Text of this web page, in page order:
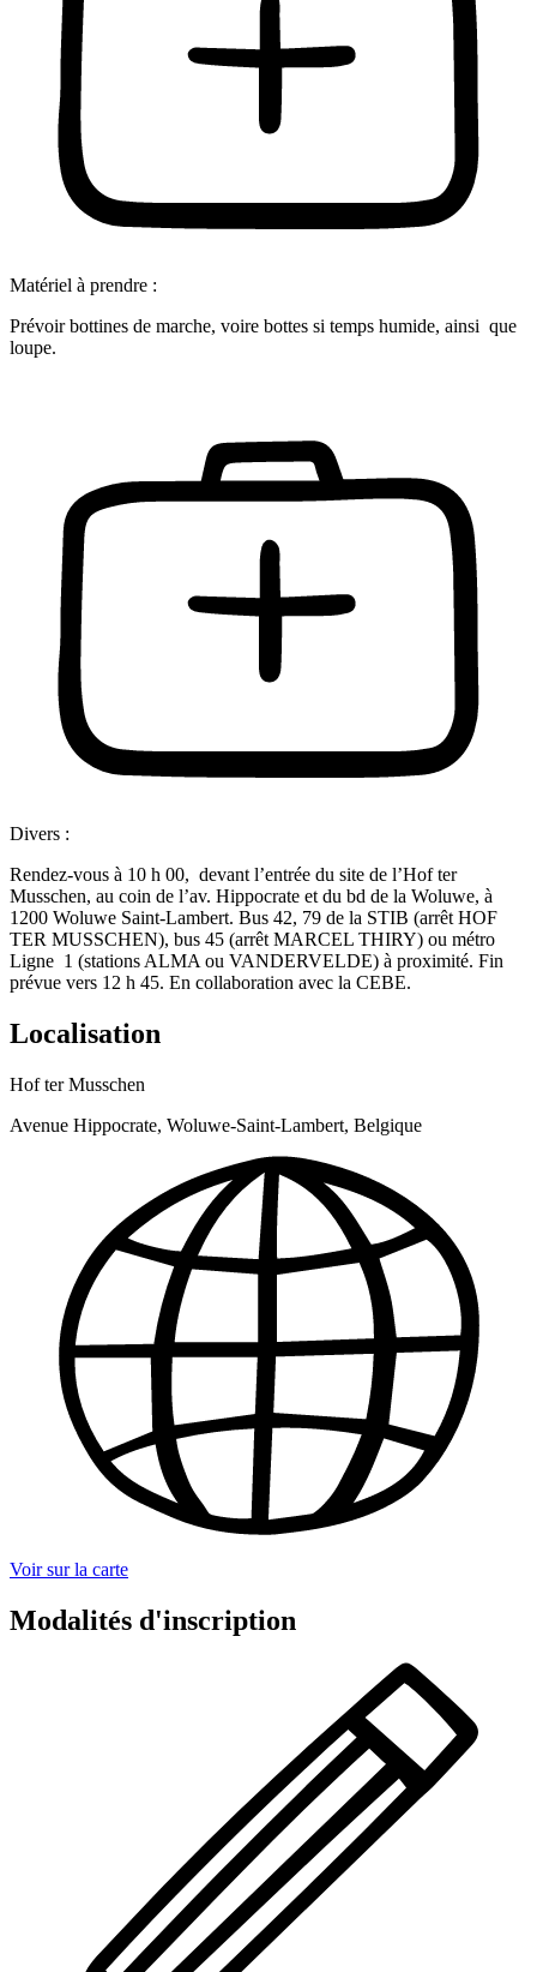
Matériel à prendre :
Prévoir bottines de marche, voire bottes si temps humide, ainsi que
loupe.
Divers :
Rendez-vous à 10 h 00, devant l’entrée du site de l’Hof ter
Musschen, au coin de l’av. Hippocrate et du bd de la Woluwe, à
1200 Woluwe Saint-Lambert. Bus 42, 79 de la STIB (arrêt HOF
TER MUSSCHEN), bus 45 (arrêt MARCEL THIRY) ou métro
Ligne 1 (stations ALMA ou VANDERVELDE) à proximité. Fin
prévue vers 12 h 45. En collaboration avec la CEBE.
Localisation
Hof ter Musschen
Avenue Hippocrate, Woluwe-Saint-Lambert, Belgique
Voir sur la carte
Modalités d'inscription